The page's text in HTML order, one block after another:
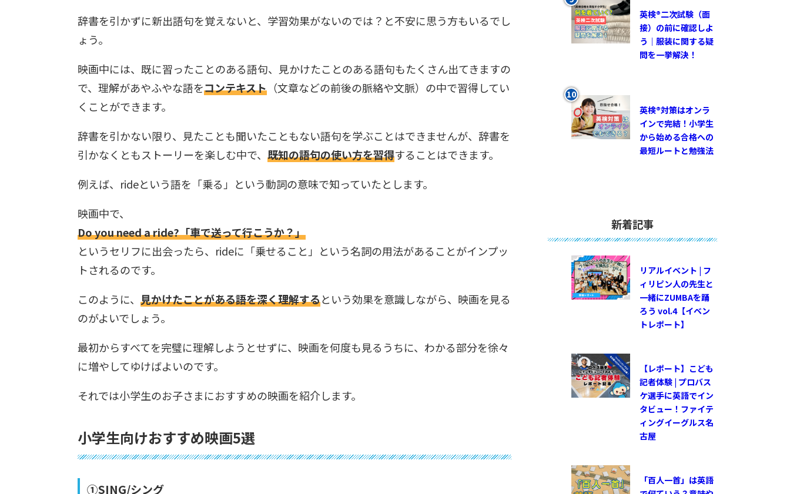
辞書を引かずに新出語句を覚えないと、学習効果がないのでは？と不安に思う方もいるでし
ょう。
映画中には、既に習ったことのある語句、見かけたことのある語句もたくさん出てきますの
で、理解があやふやな語をコンテキスト （文章などの前後の脈絡や文脈）の中で習得してい
くことができます。
辞書を引かない限り、見たことも聞いたこともない語句を学ぶことはできませんが、辞書を
引かなくともストーリーを楽しむ中で、 既知の語句の使い方を習得することはできます。
例えば、rideという語を「乗る」という動詞の意味で知っていたとします。
映画中で、
Do you need a ride?「車で送って行こうか？」
というセリフに出会ったら、rideに「乗せること」という名詞の用法があることがインプッ
トされるのです。
このように、 見かけたことがある語を深く理解するという効果を意識しながら、映画を見る
のがよいでしょう。
最初からすべてを完璧に理解しようとせずに、映画を何度も見るうちに、わかる部分を徐々
に増やしてゆけばよいのです。
それでは小学生のお子さまにおすすめの映画を紹介します。
小学生向けおすすめ映画5選
①SING/シング
英検®︎二次試験（面
接）の前に確認しよ
う｜服装に関する疑
問を一挙解決！
英検®対策はオンラ
インで完結！小学生
から始める合格への
最短ルートと勉強法
新着記事
リアルイベント | フ
ィリピン人の先生と
一緒にZUMBAを踊
ろう vol.4【イベン
トレポート】
【レポート】こども
記者体験 | プロバス
ケ選手に英語でイン
タビュー！ファイテ
ィングイーグルス名
古屋
「百人一首」は英語